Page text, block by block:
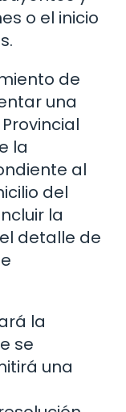
o el inicio
de
una
la
al
del
la
detalle de
la
se
una